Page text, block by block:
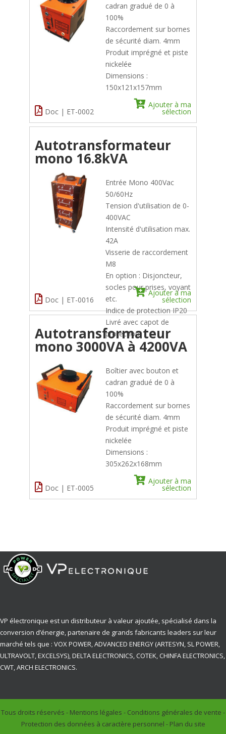
cadran gradué de 0 à
100%
Raccordement sur bornes
de sécurité diam. 4mm
Produit imprégné et piste
nickelée
Dimensions :
150x121x157mm
Ajouter à ma
sélection
Doc | ET-0002
Autotransformateur
mono 16.8kVA
Entrée Mono 400Vac
50/60Hz
Tension d'utilisation de 0-
400VAC
Intensité d'utilisation max.
42A
Visserie de raccordement
M8
En option : Disjoncteur,
socles pour prises, voyant
etc.
Indice de protection IP20
Livré avec capot de
protection
Ajouter à ma
sélection
Doc | ET-0016
Autotransformateur
mono 3000VA à 4200VA
Boîtier avec bouton et
cadran gradué de 0 à
100%
Raccordement sur bornes
de sécurité diam. 4mm
Produit imprégné et piste
nickelée
Dimensions :
305x262x168mm
Ajouter à ma
sélection
Doc | ET-0005
VP électronique est un distributeur à valeur ajoutée, spécialisé dans la
conversion d’énergie, partenaire de grands fabricants leaders sur leur
marché tels que : VOX POWER, ADVANCED ENERGY (ARTESYN, SL POWER,
ULTRAVOLT, EXCELSYS), DELTA ELECTRONICS, COTEK, CHINFA ELECTRONICS,
CWT, ARCH ELECTRONICS.
Tous droits réservés - Mentions légales - Conditions générales de vente -
Protection des données à caractère personnel - Plan du site